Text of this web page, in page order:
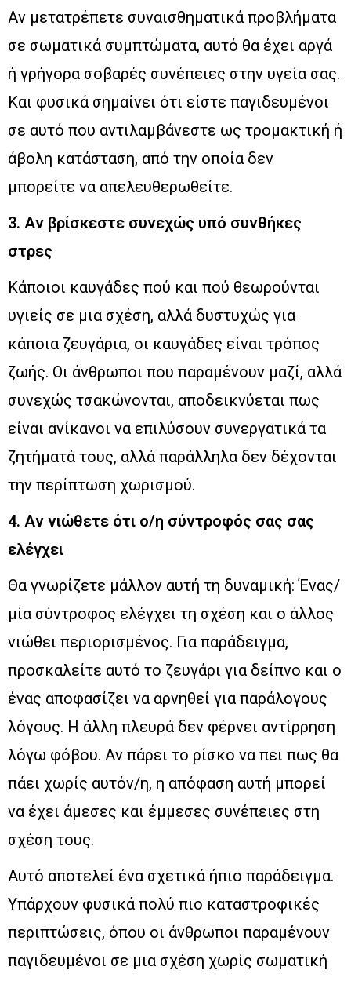
Αν μετατρέπετε συναισθηματικά προβλήματα
σε σωματικά συμπτώματα, αυτό θα έχει αργά
ή γρήγορα σοβαρές συνέπειες στην υγεία σας.
Και φυσικά σημαίνει ότι είστε παγιδευμένοι
σε αυτό που αντιλαμβάνεστε ως τρομακτική ή
άβολη κατάσταση, από την οποία δεν
μπορείτε να απελευθερωθείτε.
3. Αν βρίσκεστε συνεχώς υπό συνθήκες
στρες
Κάποιοι καυγάδες πού και πού θεωρούνται
υγιείς σε μια σχέση, αλλά δυστυχώς για
κάποια ζευγάρια, οι καυγάδες είναι τρόπος
ζωής. Οι άνθρωποι που παραμένουν μαζί, αλλά
συνεχώς τσακώνονται, αποδεικνύεται πως
είναι ανίκανοι να επιλύσουν συνεργατικά τα
ζητήματά τους, αλλά παράλληλα δεν δέχονται
την περίπτωση χωρισμού.
4. Αν νιώθετε ότι ο/η σύντροφός σας σας
ελέγχει
Θα γνωρίζετε μάλλον αυτή τη δυναμική: Ένας/
μία σύντροφος ελέγχει τη σχέση και ο άλλος
νιώθει περιορισμένος. Για παράδειγμα,
προσκαλείτε αυτό το ζευγάρι για δείπνο και ο
ένας αποφασίζει να αρνηθεί για παράλογους
λόγους. Η άλλη πλευρά δεν φέρνει αντίρρηση
λόγω φόβου. Αν πάρει το ρίσκο να πει πως θα
πάει χωρίς αυτόν/η, η απόφαση αυτή μπορεί
να έχει άμεσες και έμμεσες συνέπειες στη
σχέση τους.
Αυτό αποτελεί ένα σχετικά ήπιο παράδειγμα.
Υπάρχουν φυσικά πολύ πιο καταστροφικές
περιπτώσεις, όπου οι άνθρωποι παραμένουν
παγιδευμένοι σε μια σχέση χωρίς σωματική